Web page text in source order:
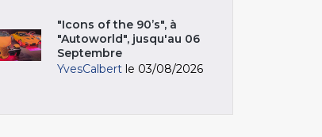
"Icons of the 90’s", à
"Autoworld", jusqu'au 06
Septembre
YvesCalbert le 03/08/2026